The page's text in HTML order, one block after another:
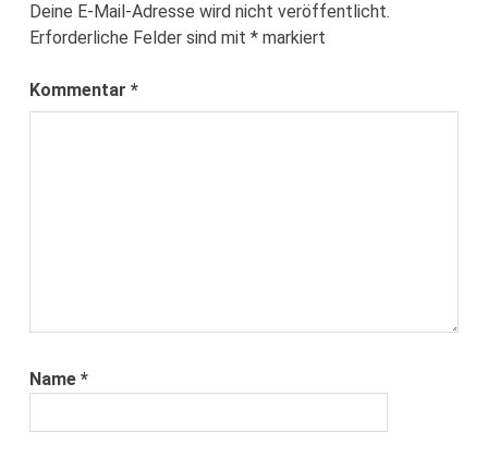
Deine E-Mail-Adresse wird nicht veröffentlicht.
Erforderliche Felder sind mit* markiert
Kommentar*
Name*